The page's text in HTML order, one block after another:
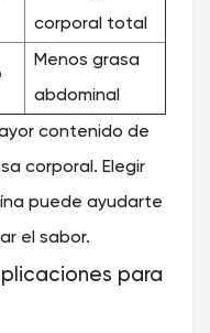
corporal total
Menos grasa
abdominal
contenido de
corporal. Elegir
puede ayudarte
el sabor.
para